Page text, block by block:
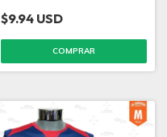
$9.94 USD
COMPRAR